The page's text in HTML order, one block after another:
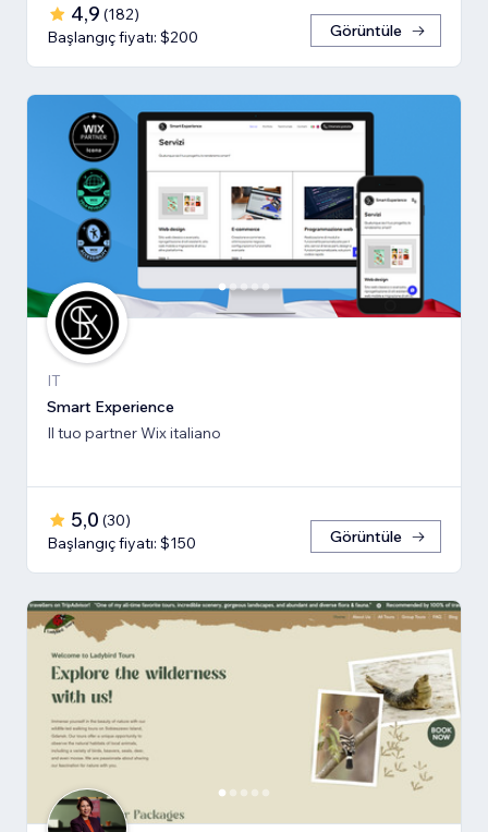
4,9 (182)
Başlangıç fiyatı: $200
Görüntüle
IT
Smart Experience
Il tuo partner Wix italiano
5,0 (30)
Başlangıç fiyatı: $150
Görüntüle